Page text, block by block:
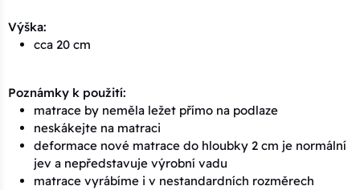
Výška:
cca 20 cm
Poznámky k použití:
matrace by neměla ležet přímo na podlaze
neskákejte na matraci
deformace nové matrace do hloubky 2 cm je normální
jev a nepředstavuje výrobní vadu
matrace vyrábíme i v nestandardních rozměrech